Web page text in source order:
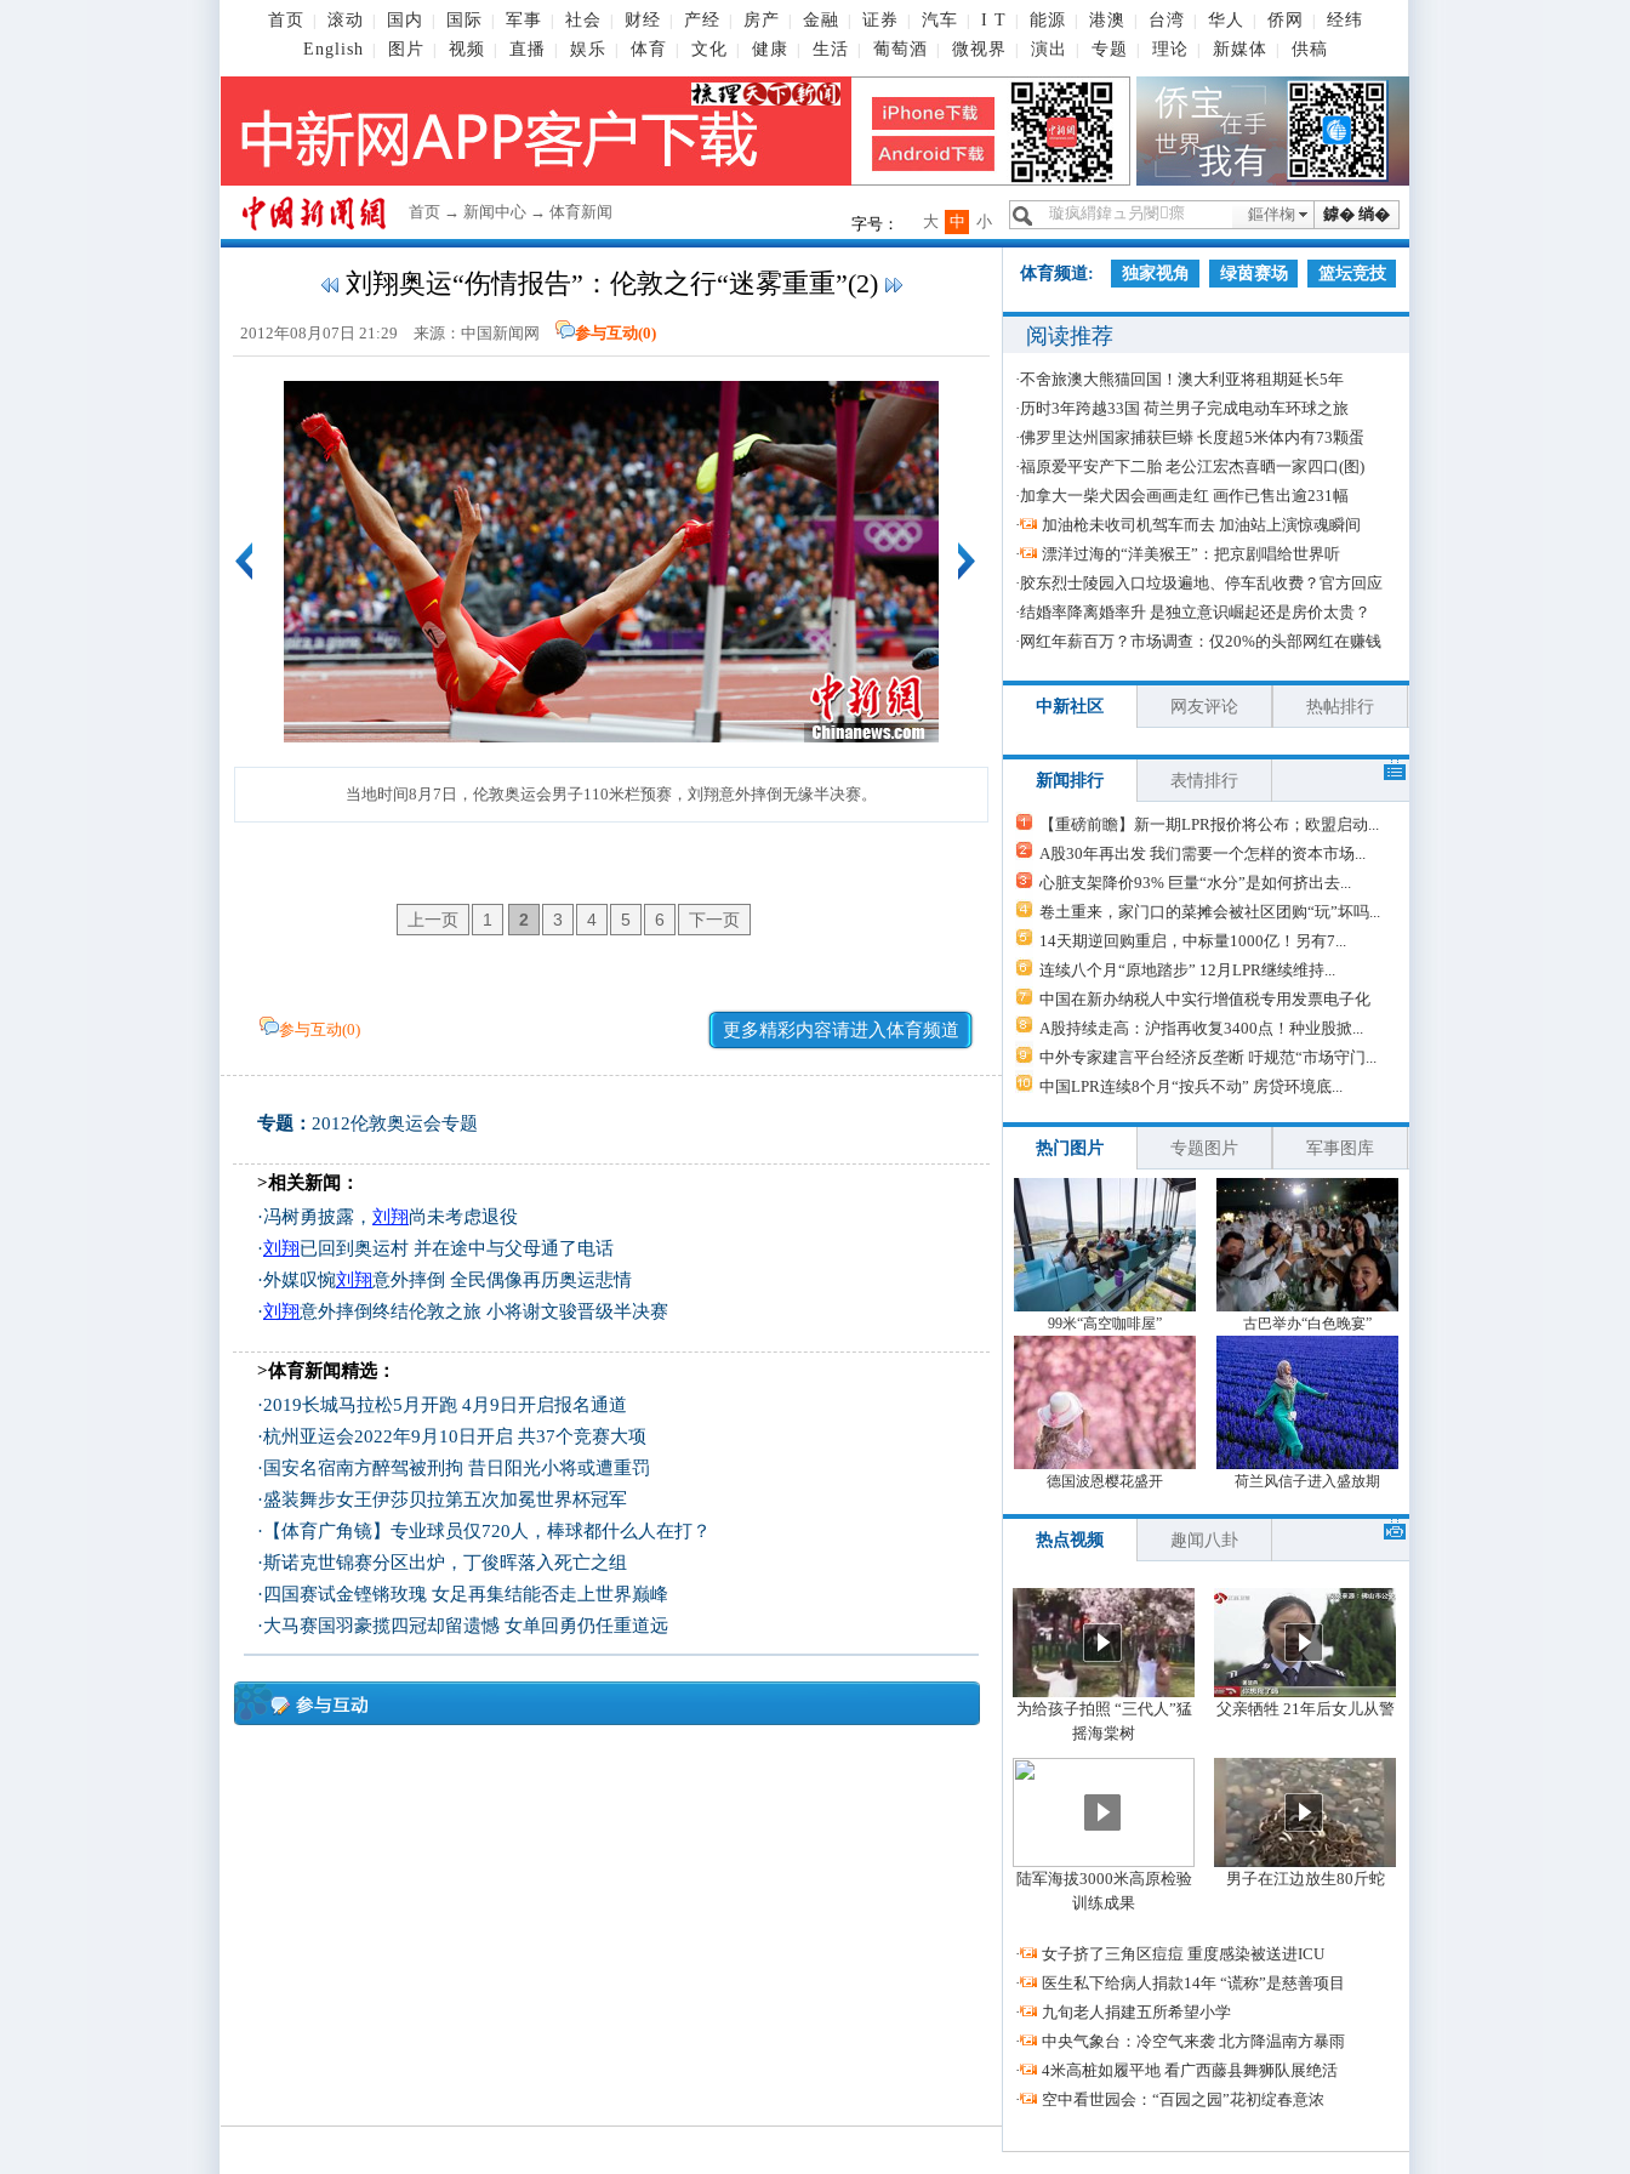
首页 滚动 国内 国际 军事 社会 财经 产经 房产 金融 证券 汽车 I T 能源 港澳 台湾 华人 侨网
经纬
English
图片 视频 直播 娱乐 体育 文化 健康 生活 葡萄酒 微视界 演出 专题 理论 新媒体 供稿
首页 → 新闻中心 → 体育新闻 鎼� 绱�
鏂伴椈
字号： 小
中
大
刘翔奥运“伤情报告”：伦敦之行“迷雾重重”(2)
2012年08月07日 21:29 来源： 中国新闻网 参与互动(0)
当地时间8月7日，伦敦奥运会男子110米栏预赛，刘翔意外摔倒无缘半决赛。
上一页 1 2 3 4 5 6 下一页
参与互动(0) 更多精彩内容请进入体育频道
专题： 2012伦敦奥运会专题
>相关新闻：
·冯树勇披露， 刘翔尚未考虑退役
·刘翔已回到奥运村 并在途中与父母通了电话
·外媒叹惋刘翔意外摔倒 全民偶像再历奥运悲情
·刘翔意外摔倒终结伦敦之旅 小将谢文骏晋级半决赛
>体育新闻精选：
·2019长城马拉松5月开跑 4月9日开启报名通道
·杭州亚运会2022年9月10日开启 共37个竞赛大项
· 国安名宿南方醉驾被刑拘 昔日阳光小将或遭重罚
·盛装舞步女王伊莎贝拉第五次加冕世界杯冠军
· 【体育广角镜】专业球员仅720人，棒球都什么人在打？
·斯诺克世锦赛分区出炉，丁俊晖落入死亡之组
· 四国赛试金铿锵玫瑰 女足再集结能否走上世界巅峰
·大马赛国羽豪揽四冠却留遗憾 女单回勇仍任重道远
体育频道: 独家视角 绿茵赛场 篮坛竞技
阅读推荐
·不舍旅澳大熊猫回国！澳大利亚将租期延长5年
·历时3年跨越33国 荷兰男子完成电动车环球之旅
·佛罗里达州国家捕获巨蟒 长度超5米体内有73颗蛋
·福原爱平安产下二胎 老公江宏杰喜晒一家四口(图)
·加拿大一柴犬因会画画走红 画作已售出逾231幅
·
加油枪未收司机驾车而去 加油站上演惊魂瞬间
·
漂洋过海的“洋美猴王”：把京剧唱给世界听
·胶东烈士陵园入口垃圾遍地、停车乱收费？官方回应
·结婚率降离婚率升 是独立意识崛起还是房价太贵？
· 网红年薪百万？市场调查：仅20%的头部网红在赚钱
中新社区 网友评论 热帖排行
新闻排行 表情排行
【重磅前瞻】新一期LPR报价将公布；欧盟启动...
A股30年再出发 我们需要一个怎样的资本市场...
心脏支架降价93% 巨量“水分”是如何挤出去...
卷土重来，家门口的菜摊会被社区团购“玩”坏吗...
14天期逆回购重启，中标量1000亿！另有7...
连续八个月“原地踏步” 12月LPR继续维持...
中国在新办纳税人中实行增值税专用发票电子化
A股持续走高：沪指再收复3400点！种业股掀...
中外专家建言平台经济反垄断 吁规范“市场守门...
中国LPR连续8个月“按兵不动” 房贷环境底...
热门图片 专题图片 军事图库
99米“高空咖啡屋” 古巴举办“白色晚宴”
德国波恩樱花盛开 荷兰风信子进入盛放期
热点视频 趣闻八卦
为给孩子拍照 “三代人”猛
摇海棠树
父亲牺牲 21年后女儿从警
陆军海拔3000米高原检验
训练成果
男子在江边放生80斤蛇
·
女子挤了三角区痘痘 重度感染被送进ICU
·
医生私下给病人捐款14年 “谎称”是慈善项目
·
九旬老人捐建五所希望小学
·
中央气象台：冷空气来袭 北方降温南方暴雨
·
4米高桩如履平地 看广西藤县舞狮队展绝活
·
空中看世园会：“百园之园”花初绽春意浓